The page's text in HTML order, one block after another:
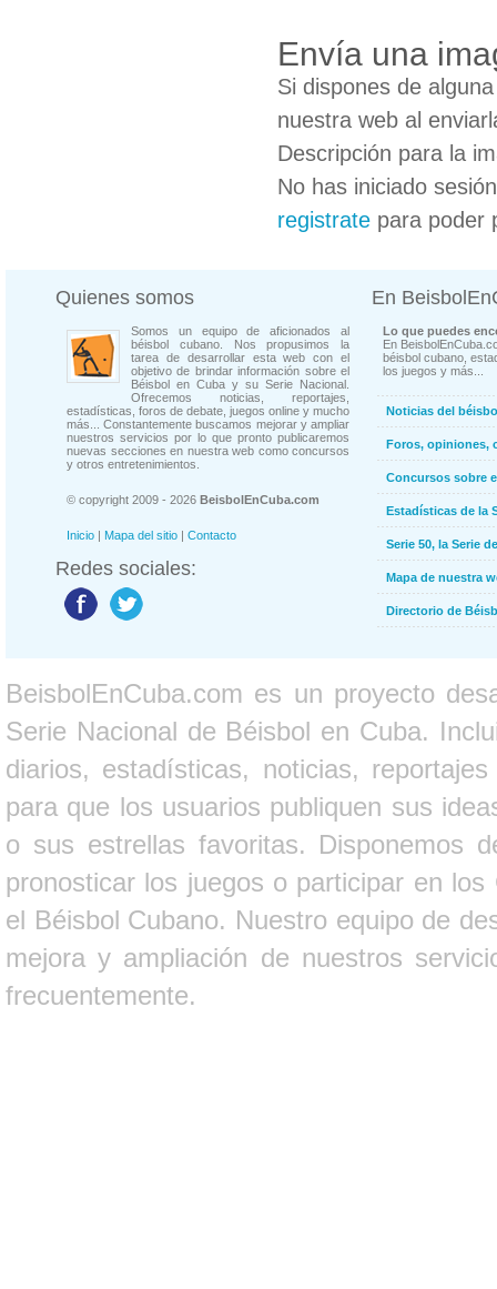
Envía una
Si dispones de
nuestra web al
Descripción para la
No has iniciado
registrate para poder
Quienes somos
Somos un equipo de aficionados al
béisbol cubano. Nos propusimos la
tarea de desarrollar esta web con el
objetivo de brindar información sobre el
Béisbol en Cuba y su Serie Nacional.
Ofrecemos noticias, reportajes,
estadísticas, foros de debate, juegos online y mucho
más... Constantemente buscamos mejorar y ampliar
nuestros servicios por lo que pronto publicaremos
nuevas secciones en nuestra web como concursos
y otros entretenimientos.
© copyright 2009 - 2026 BeisbolEnCuba.com
Inicio | Mapa del sitio | Contacto
Redes sociales:
En
Lo que puedes
En
béisbol cubano,
los juegos y más...
Noticias del
Foros, opiniones,
Concursos sobre
Estadísticas de la
Serie 50, la Serie
Mapa de nuestra
Directorio de
BeisbolEnCuba.com es un proyecto
Serie Nacional de Béisbol en Cuba.
diarios, estadísticas, noticias,
para que los usuarios publiquen sus
o sus estrellas favoritas. Disponemos
pronosticar los juegos o participar en
el Béisbol Cubano. Nuestro equipo de
mejora y ampliación de nuestros
frecuentemente.